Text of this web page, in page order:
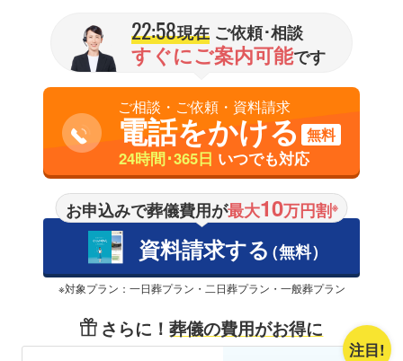
22:58現在ご依頼･相談
すぐにご案内可能です
ご相談・ご依頼・資料請求
電話をかける 無料
24時間･365日 いつでも対応
お申込みで葬儀費用が最大10万円割※
資料請求する（無料）
※対象プラン：一日葬プラン・二日葬プラン・一般葬プラン
さらに！葬儀の費用がお得に
注目!